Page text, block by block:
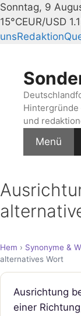
Sonntag, 9
15°CEUR/USD
unsRedaktion
springen
und
Menü
Hem › Synonyme &
alternatives Wort
Ausrichtung
einer